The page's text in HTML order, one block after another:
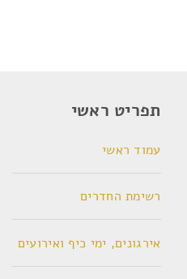
תפריט ראשי
עמוד ראשי
רשימת החדרים
אירגונים, ימי כיף ואירועים